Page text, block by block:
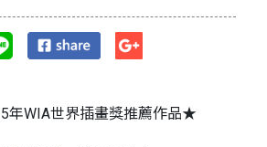
年WIA世界插畫獎推薦作品★